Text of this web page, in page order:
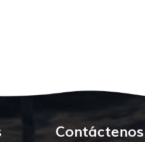
Contáctenos